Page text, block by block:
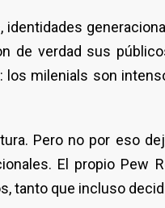
de verdad sus
milenials son
Pero no por eso
El propio Pew
tanto que incluso